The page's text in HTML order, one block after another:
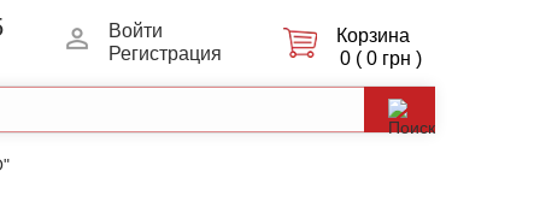
Войти
Регистрация
Корзина
0 ( 0 грн )